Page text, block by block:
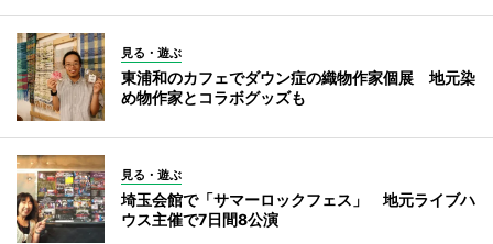
見る・遊ぶ
東浦和のカフェでダウン症の織物作家個展 地元染
め物作家とコラボグッズも
見る・遊ぶ
埼玉会館で「サマーロックフェス」 地元ライブハ
ウス主催で7日間8公演